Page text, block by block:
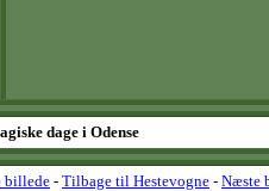
dage i Odense
billede- Tilbage til Hestevogne - Næste